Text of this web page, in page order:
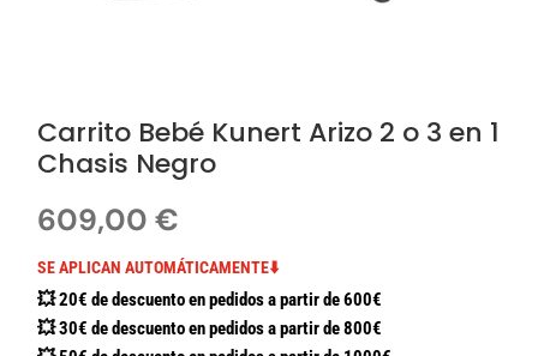
Carrito Bebé Kunert Arizo 2 o 3 en 1
Chasis Negro
609,00€
SE APLICAN AUTOMÁTICAMENTE⬇️
💥 20€ de descuento en pedidos a partir de 600€
💥 30€ de descuento en pedidos a partir de 800€